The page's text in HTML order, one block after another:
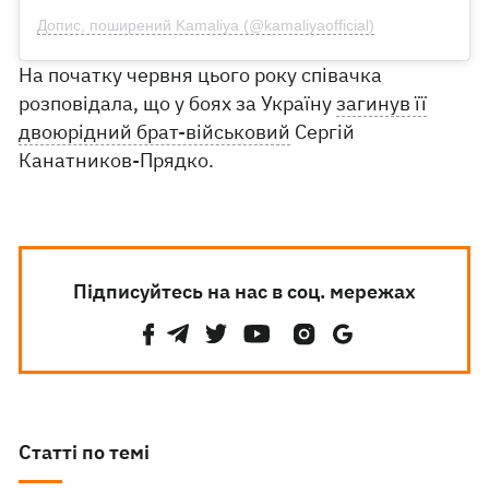
Допис, поширений Kamaliya (@kamaliyaofficial)
На початку червня цього року співачка
розповідала, що у боях за Українузагинув її
двоюрідний брат-військовий Сергій
Канатников-Прядко.
Підписуйтесь на нас в соц. мережах
Статті по темі